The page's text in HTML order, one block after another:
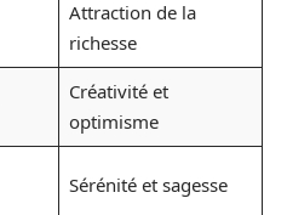
Attraction de la
richesse
Créativité et
optimisme
Sérénité et sagesse